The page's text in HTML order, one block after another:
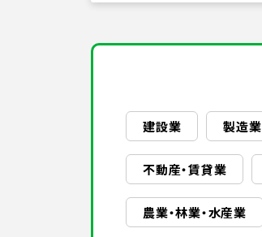
建設業 製造業
不動産・賃貸業
農業・林業・水産業